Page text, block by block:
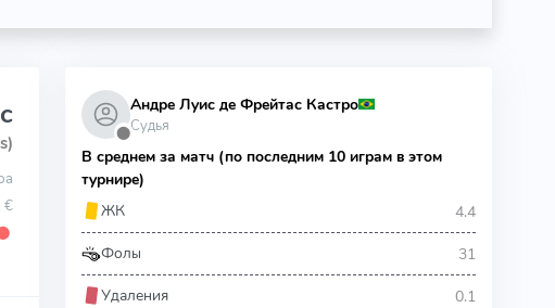
€
⬤
Андре Луис де Фрейтас Кастро
Судья
В среднем за матч (по последним 10 играм в этом
турнире)
ЖК
4.4
Фолы 31
Удаления 0.1